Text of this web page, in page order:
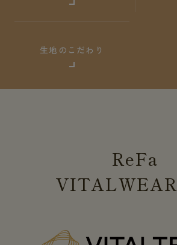
生地のこだわり
ReFa
VITALWEAR